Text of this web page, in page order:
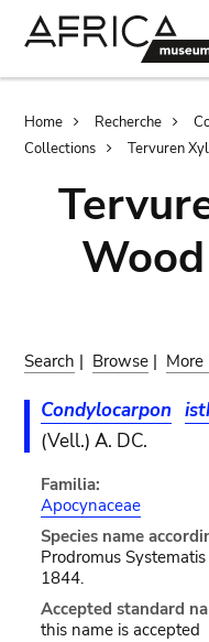
Home Recherche
Collections
Tervuren
Search | Browse | More
Condylocarpon
(Vell.) A. DC.
Familia:
Apocynaceae
Species name
Prodromus
1844.
Accepted standard
this name is accepted